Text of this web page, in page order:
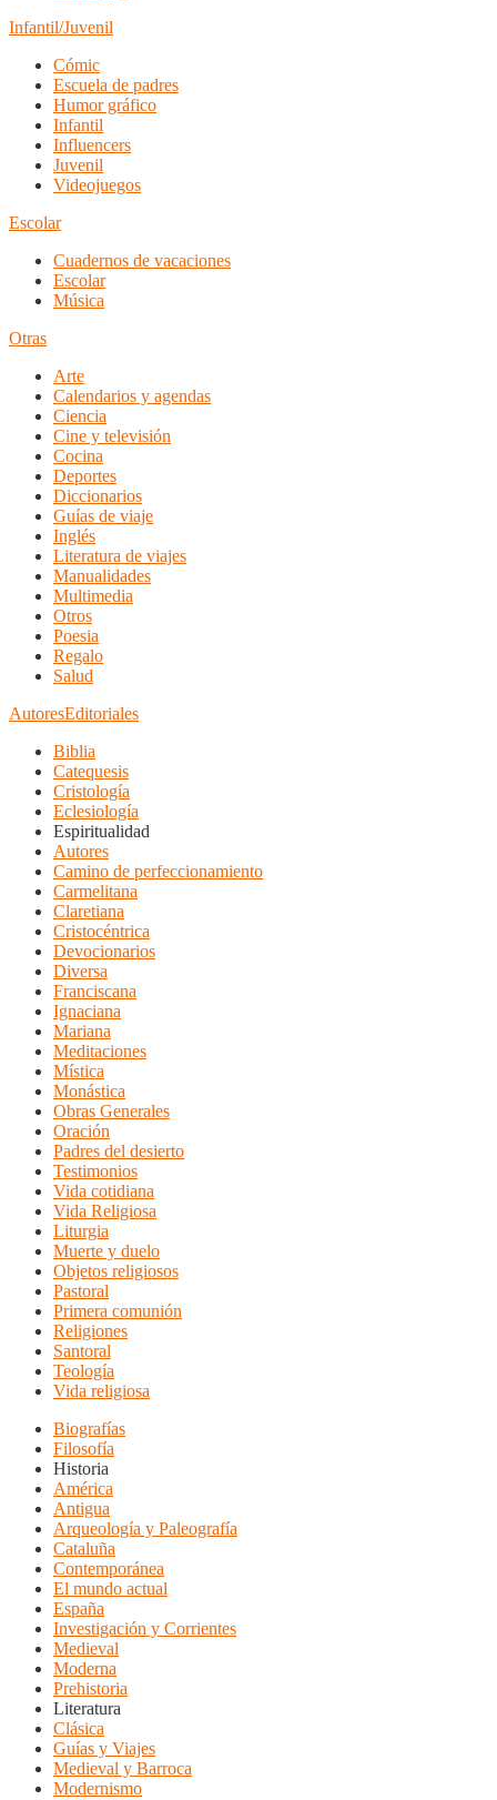
Infantil/Juvenil
Cómic
Escuela de padres
Humor gráfico
Infantil
Influencers
Juvenil
Videojuegos
Escolar
Cuadernos de vacaciones
Escolar
Música
Otras
Arte
Calendarios y agendas
Ciencia
Cine y televisión
Cocina
Deportes
Diccionarios
Guías de viaje
Inglés
Literatura de viajes
Manualidades
Multimedia
Otros
Poesia
Regalo
Salud
AutoresEditoriales
Biblia
Catequesis
Cristología
Eclesiología
Espiritualidad
Autores
Camino de perfeccionamiento
Carmelitana
Claretiana
Cristocéntrica
Devocionarios
Diversa
Franciscana
Ignaciana
Mariana
Meditaciones
Mística
Monástica
Obras Generales
Oración
Padres del desierto
Testimonios
Vida cotidiana
Vida Religiosa
Liturgia
Muerte y duelo
Objetos religiosos
Pastoral
Primera comunión
Religiones
Santoral
Teología
Vida religiosa
Biografías
Filosofía
Historia
América
Antigua
Arqueología y Paleografía
Cataluña
Contemporánea
El mundo actual
España
Investigación y Corrientes
Medieval
Moderna
Prehistoria
Literatura
Clásica
Guías y Viajes
Medieval y Barroca
Modernismo